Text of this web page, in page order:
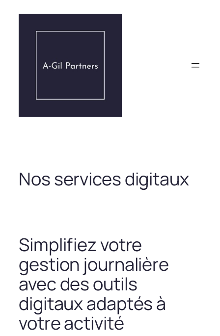
contenu
Nos services digitaux
Simplifiez votre
gestion journalière
avec des outils
digitaux adaptés à
votre activité